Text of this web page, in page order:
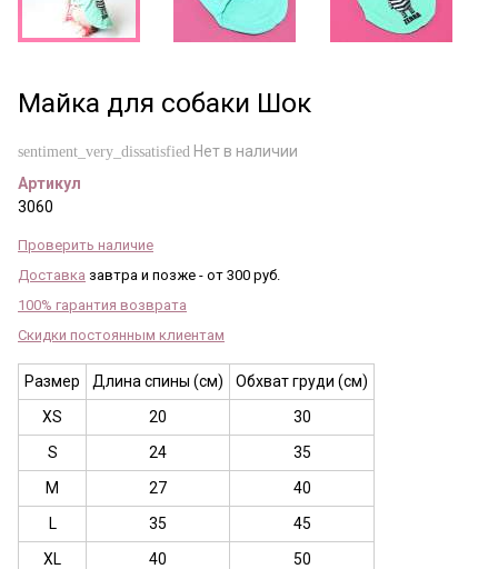
Майка для собаки Шок
sentiment_very_dissatisfied Нет в наличии
Артикул
3060
Проверить наличие
Доставка завтра и позже - от 300 руб.
100% гарантия возврата
Скидки постоянным клиентам
Размер Длина спины (см)
Обхват груди (см)
XS
20
30
S
24
35
M
27
40
L
35
45
XL
40 50